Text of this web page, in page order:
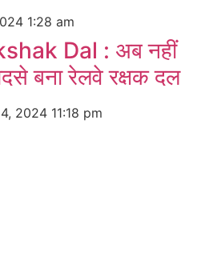
1:28 am
Dal : अब नहीं
बना रेलवे रक्षक दल
2024 11:18 pm